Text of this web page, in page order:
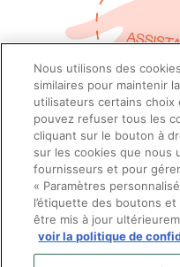
Nous utilisons des
similaires pour maintenir
utilisateurs certains choix
pouvez refuser tous les
cliquant sur le bouton à
sur les cookies que nous
fournisseurs et pour
« Paramètres
l’étiquette des boutons
être mis à jour
voir la politique de